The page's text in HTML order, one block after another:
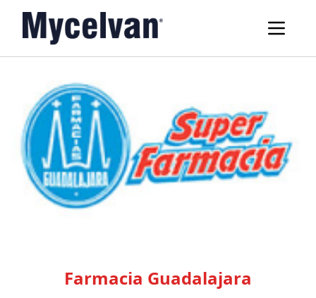
Farmacia Guadalajara